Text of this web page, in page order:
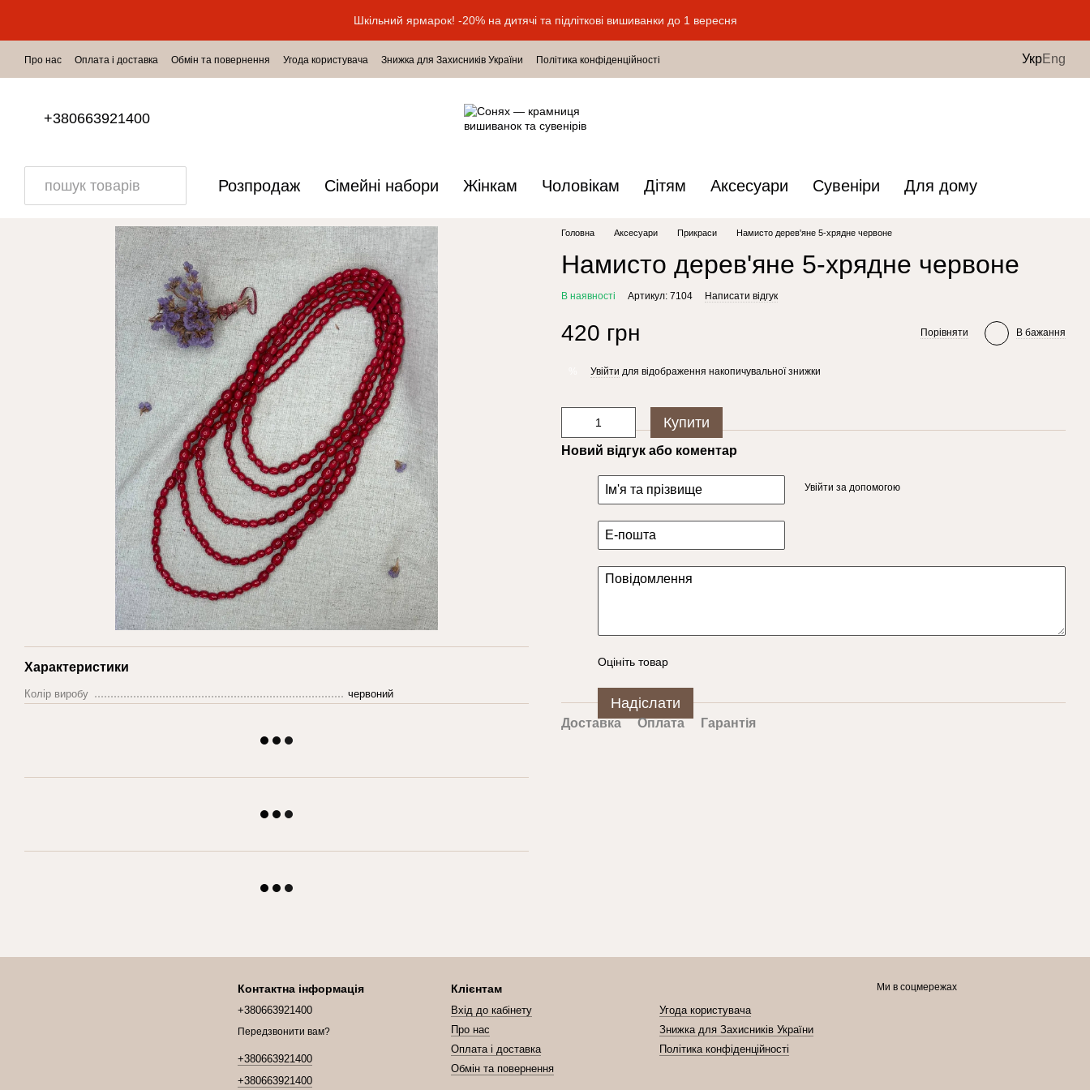
Шкільний ярмарок! -20% на дитячі та підліткові вишиванки до 1 вересня
Про нас Оплата і доставка Обмін та повернення Угода користувача Знижка для Захисників України Політика конфіденційності УкрEng
+380663921400
Розпродаж Сімейні набори Жінкам Чоловікам Дітям Аксесуари Сувеніри Для дому
Характеристики
Колір виробу червоний
Головна Аксесуари Прикраси Намисто дерев'яне 5-хрядне червоне
Намисто дерев'яне 5-хрядне червоне
В наявності Артикул: 7104 Написати відгук
420 грн Порівняти В бажання
Увійти для відображення накопичувальної знижки
Купити
Новий відгук або коментар
Увійти за допомогою
Оцініть товар
Надіслати
Доставка Оплата Гарантія
Контактна інформація
+380663921400
Передзвонити вам?
+380663921400
+380663921400
Клієнтам
Вхід до кабінету
Про нас
Оплата і доставка
Обмін та повернення
Угода користувача
Знижка для Захисників України
Політика конфіденційності
Ми в соцмережах